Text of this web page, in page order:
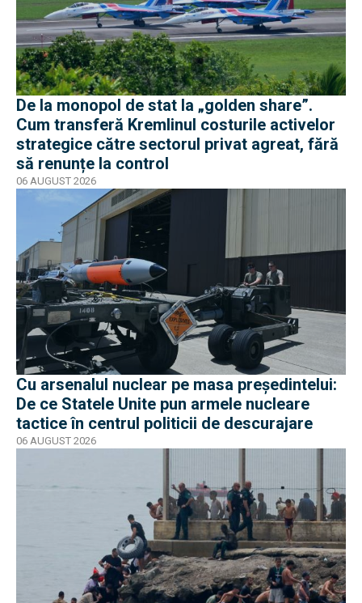
De la monopol de stat la „golden share”.
Cum transferă Kremlinul costurile activelor
strategice către sectorul privat agreat, fără
să renunțe la control
06 AUGUST 2026
Cu arsenalul nuclear pe masa preşedintelui:
De ce Statele Unite pun armele nucleare
tactice în centrul politicii de descurajare
06 AUGUST 2026